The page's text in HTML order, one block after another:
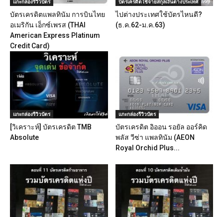
แกะกล่องรีวิวบัตร
บัตรเครดิตแพลทินัม การบินไทย
อเมริกัน เอ็กซ์เพรส (THAI
American Express Platinum
Credit Card)
บัตรเครดิตใช้จ่ายสกุลเงินต่างประเทศ
ไปต่างประเทศใช้บัตรไหนดี?
(ธ.ค.62-ม.ค.63)
แกะกล่องรีวิวบัตร
[วิเคราะห์] บัตรเครดิต TMB
Absolute
แกะกล่องรีวิวบัตร
บัตรเครดิต อิออน รอยัล ออร์คิด
พลัส วีซ่า แพลทินัม (AEON
Royal Orchid Plus...